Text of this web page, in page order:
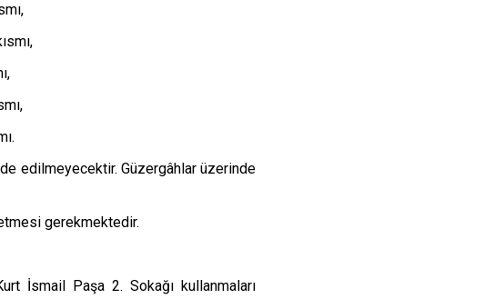
edilmeyecektir. Güzergâhlar üzerinde
gerekmektedir.
İsmail Paşa 2. Sokağı kullanmaları